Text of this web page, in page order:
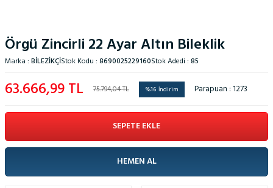
Örgü Zincirli 22 Ayar Altın Bileklik
Marka : BILEZIKÇIStok Kodu : 8690025229160Stok Adedi : 85
75.794,04TL
63.666,99TL %16 İndirim Parapuan : 1273
SEPETE EKLE
HEMEN AL